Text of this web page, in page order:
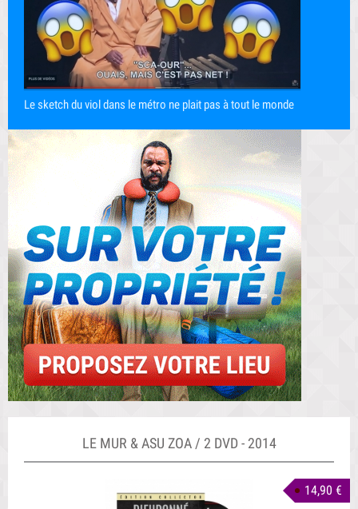
Le sketch du viol dans le métro ne plait pas à tout le monde
LE MUR & ASU ZOA / 2 DVD - 2014
14,90 €